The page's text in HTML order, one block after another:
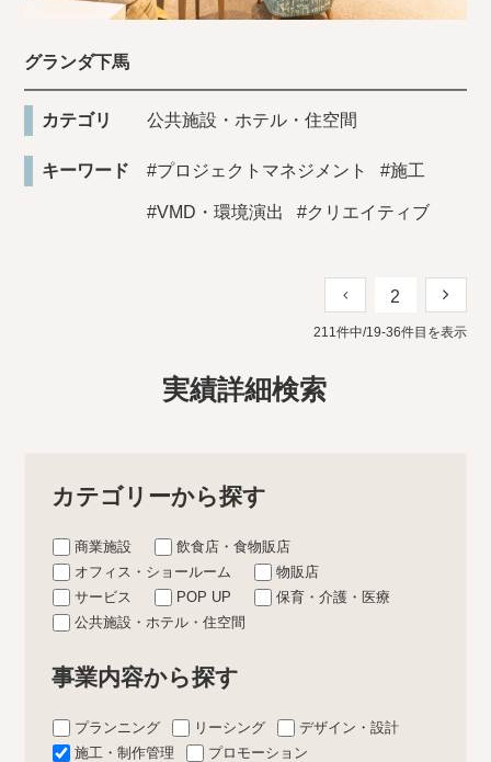
グランダ下馬
カテゴリ 公共施設・ホテル・住空間
キーワード #プロジェクトマネジメント #施工
#VMD・環境演出 #クリエイティブ
2
211件中/19-36件目を表示
実績詳細検索
カテゴリーから探す
商業施設
飲食店・食物販店
オフィス・ショールーム
物販店
サービス
POP UP
保育・介護・医療
公共施設・ホテル・住空間
事業内容から探す
プランニング リーシング
デザイン・設計
施工・制作管理
プロモーション